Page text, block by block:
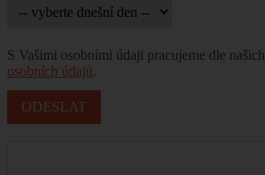
S Vašimi osobními údaji pracujeme dle našich
osobních údajů.